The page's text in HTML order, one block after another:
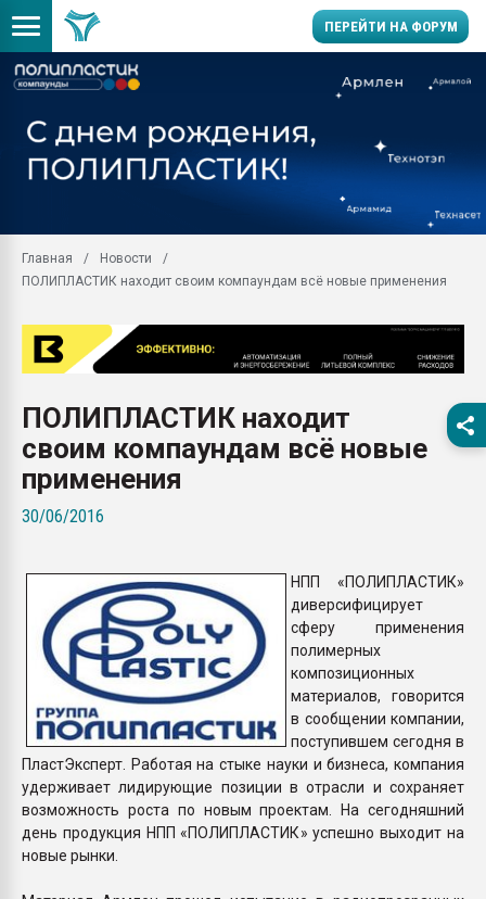
ПЕРЕЙТИ НА ФОРУМ
Подмосковье, Москва
первый план в
ситуацией на
Материал поверхности
Продам отходы
поликарбоната и АБС-
ПЕРЕЙТИ НА
Главная
Новости
ПОЛИПЛАСТИК находит своим компаундам всё новые применения
ПОЛИПЛАСТИК находит
своим компаундам всё новые
применения
30/06/2016
НПП «ПОЛИПЛАСТИК»
диверсифицирует
сферу применения
полимерных
композиционных
материалов, говорится
в сообщении компании,
поступившем сегодня в
ПластЭксперт. Работая на стыке науки и бизнеса, компания
удерживает лидирующие позиции в отрасли и сохраняет
возможность роста по новым проектам. На сегодняшний
день продукция НПП «ПОЛИПЛАСТИК» успешно выходит на
новые рынки.